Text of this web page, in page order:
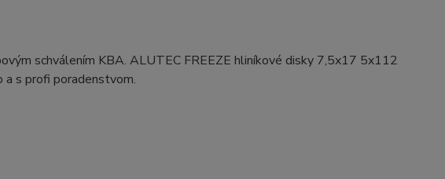
schválením KBA. ALUTEC FREEZE hliníkové disky 7,5x17 5x112
s profi poradenstvom.